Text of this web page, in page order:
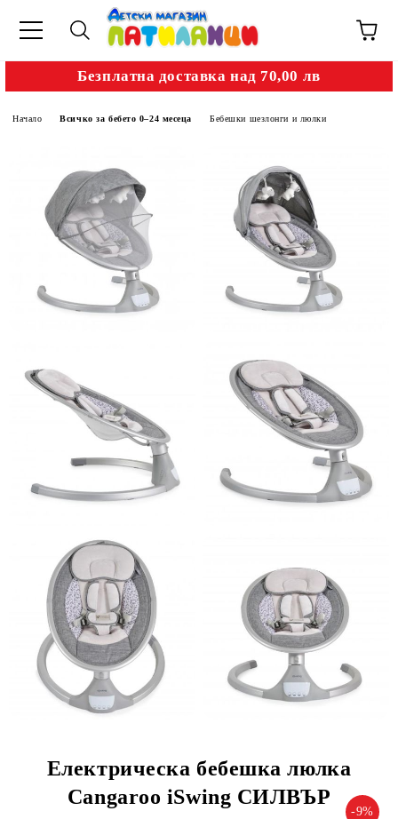
Безплатна доставка над 70,00 лв
Начало Всичко за бебето 0–24 месеца Бебешки шезлонги и люлки
Електрическа бебешка люлка
Cangaroo iSwing СИЛВЪР
-9%